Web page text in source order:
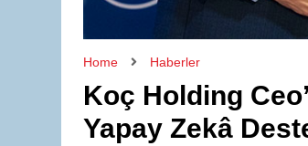
Home Haberler
Koç Holding
Yapay Zekâ